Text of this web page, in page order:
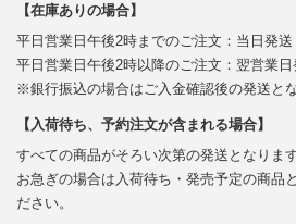
【在庫ありの場合】
平日営業日午後2時までのご注文：当日発送
平日営業日午後2時以降のご注文：翌営業日
※銀行振込の場合はご入金確認後の発送とな
【入荷待ち、予約注文が含まれる場合】
すべての商品がそろい次第の発送となります
お急ぎの場合は入荷待ち・発売予定の商品
ださい。